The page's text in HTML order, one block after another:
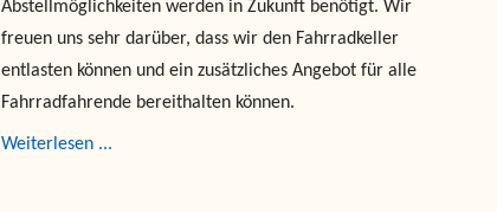
Abstellmöglichkeiten werden in Zukunft benötigt. Wir
freuen uns sehr darüber, dass wir den Fahrradkeller
entlasten können und ein zusätzliches Angebot für alle
Fahrradfahrende bereithalten können.
Weiterlesen ...